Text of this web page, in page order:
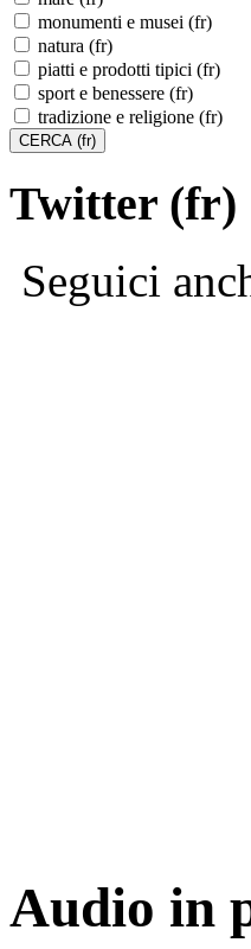
monumenti e musei (fr)
natura (fr)
piatti e prodotti tipici (fr)
sport e benessere (fr)
tradizione e religione (fr)
Twitter (fr)
Seguici
Audio in